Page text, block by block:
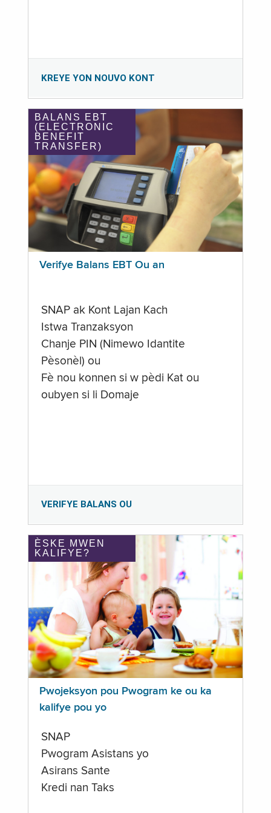
KREYE YON NOUVO KONT
BALANS EBT
(ELECTRONIC
BENEFIT
TRANSFER)
Verifye Balans EBT Ou an
SNAP ak Kont Lajan Kach
Istwa Tranzaksyon
Chanje PIN (Nimewo Idantite
Pèsonèl) ou
Fè nou konnen si w pèdi Kat ou
oubyen si li Domaje
VERIFYE BALANS OU
ÈSKE MWEN
KALIFYE?
Pwojeksyon pou Pwogram ke ou ka
kalifye pou yo
SNAP
Pwogram Asistans yo
Asirans Sante
Kredi nan Taks